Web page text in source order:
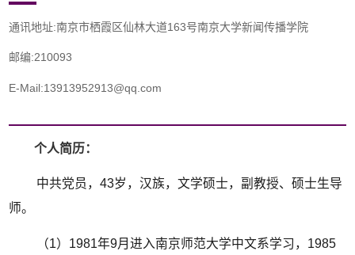
通讯地址:南京市栖霞区仙林大道163号南京大学新闻传播学院
邮编:210093
E-Mail:13913952913@qq.com
个人简历：
中共党员，43岁，汉族，文学硕士，副教授、硕士生导
师。
（1）1981年9月进入南京师范大学中文系学习，1985